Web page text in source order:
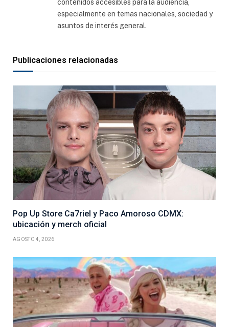
contenidos accesibles para la audiencia,
especialmente en temas nacionales, sociedad y
asuntos de interés general.
Publicaciones relacionadas
Pop Up Store Ca7riel y Paco Amoroso CDMX:
ubicación y merch oficial
AGOSTO 4, 2026